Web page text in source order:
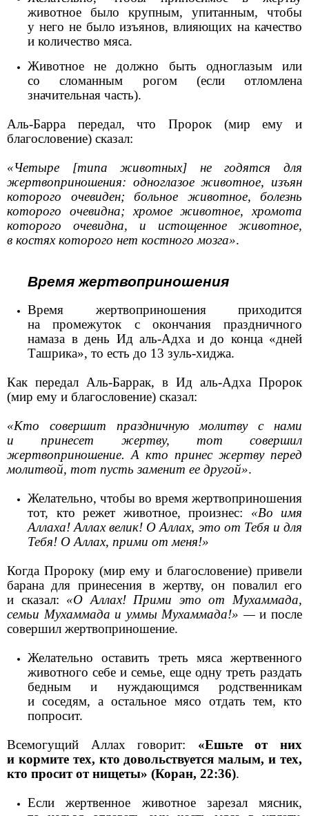
животное было крупным, упитанным, чтобы
у него не было изъянов, влияющих на качество
и количество мяса.
Животное не должно быть одноглазым или
со сломанным рогом (если отломлена
значительная часть).
Аль-Барра передал, что Пророк (мир ему и
благословение) сказал:
«Четыре [типа животных] не годятся для
жертвоприношения: одноглазое животное, изъян
которого очевиден; больное животное, болезнь
которого очевидна; хромое животное, хромота
которого очевидна, и истощенное животное,
в костях которого нет костного мозга».
Время жертвоприношения
Время жертвоприношения приходится
на промежуток с окончания праздничного
намаза в день Ид аль-Адха и до конца «дней
Ташрика», то есть до 13 зуль-хиджа.
Как передал Аль-Баррак, в Ид аль-Адха Пророк
(мир ему и благословение) сказал:
«Кто совершит праздничную молитву с нами
и принесет жертву, тот совершил
жертвоприношение. А кто принес жертву перед
молитвой, тот пусть заменит ее другой».
Желательно, чтобы во время жертвоприношения
тот, кто режет животное, произнес: «Во имя
Аллаха! Аллах велик! О Аллах, это от Тебя и для
Тебя! О Аллах, прими от меня!»
Когда Пророку (мир ему и благословение) привели
барана для принесения в жертву, он повалил его
и сказал: «О Аллах! Прими это от Мухаммада,
семьи Мухаммада и уммы Мухаммада!» —и после
совершил жертвоприношение.
Желательно оставить треть мяса жертвенного
животного себе и семье, еще одну треть раздать
бедным и нуждающимся родственникам
и соседям, а остальное мясо отдать тем, кто
попросит.
Всемогущий Аллах говорит: «Ешьте от них
и кормите тех, кто довольствуется малым, и тех,
кто просит от нищеты» (Коран, 22:36).
Если жертвенное животное зарезал мясник,